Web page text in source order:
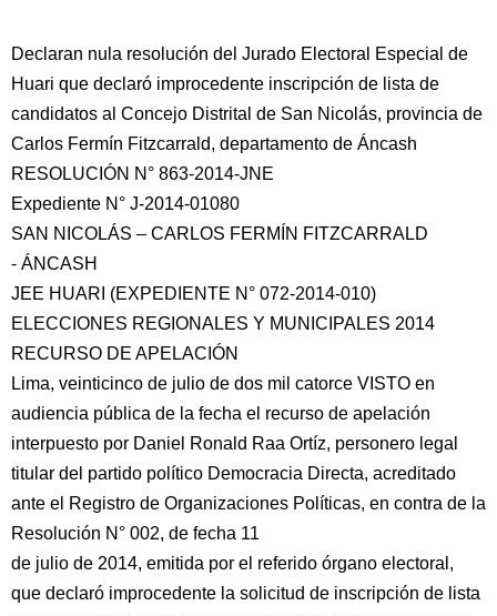
Declaran nula resolución del Jurado Electoral Especial de
Huari que declaró improcedente inscripción de lista de
candidatos al Concejo Distrital de San Nicolás, provincia de
Carlos Fermín Fitzcarrald, departamento de Áncash
RESOLUCIÓN N° 863-2014-JNE
Expediente N° J-2014-01080
SAN NICOLÁS – CARLOS FERMÍN FITZCARRALD
- ÁNCASH
JEE HUARI (EXPEDIENTE N° 072-2014-010)
ELECCIONES REGIONALES Y MUNICIPALES 2014
RECURSO DE APELACIÓN
Lima, veinticinco de julio de dos mil catorce VISTO en
audiencia pública de la fecha el recurso de apelación
interpuesto por Daniel Ronald Raa Ortíz, personero legal
titular del partido político Democracia Directa, acreditado
ante el Registro de Organizaciones Políticas, en contra de la
Resolución N° 002, de fecha 11
de julio de 2014, emitida por el referido órgano electoral,
que declaró improcedente la solicitud de inscripción de lista